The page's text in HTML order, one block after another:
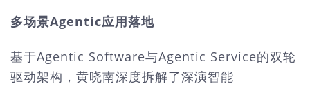
多场景Agentic应用落地
基于Agentic Software与Agentic Service的双轮
驱动架构，黄晓南深度拆解了深演智能